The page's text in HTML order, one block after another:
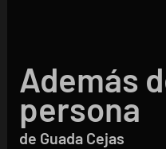
Además
persona
de Guada Cejas